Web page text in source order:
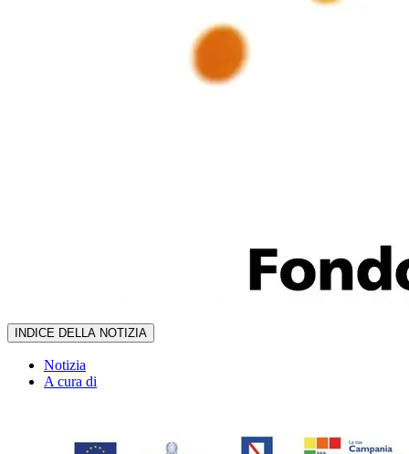
INDICE DELLA NOTIZIA
Notizia
A cura di